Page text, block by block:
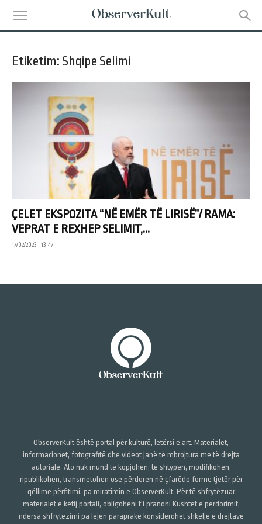
Etiketim: Shqipe Selimi
ÇELET EKSPOZITA “NË EMËR TË LIRISË”/ RAMA:
VEPRAT E REXHEP SELIMIT,...
17/02/2023 • 13:47
ObserverKult është portal për kulturë, letërsi e art. Materialet,
informacionet, fotografitë dhe videot janë të mbrojtura me të drejta
autoriale. Ato nuk mund të kopjohen, të shtypen, modifikohen,
ripublikohen, transmetohen ose përdoren në çfarëdo forme tjetër për
qëllime përfitimi, pa miratimin e ObserverKult. Për të shfrytëzuar
materialet e këtij portali, obligoheni t'i pranoni Kushtet e përdorimit,
ndërsa shfrytëzimi pa lejen paraprake konsiderohet shkelje e drejtave